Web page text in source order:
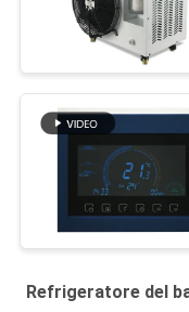
Refrigeratore del